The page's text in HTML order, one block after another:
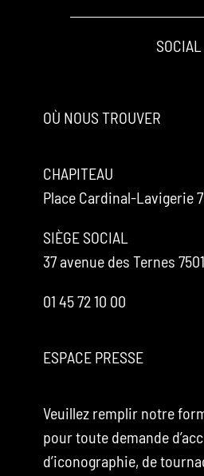
SOCIAL
OÙ NOUS TROUVER
CHAPITEAU
Place Cardinal-Lavigerie
SIÈGE SOCIAL
37 avenue des Ternes
01 45 72 10 00
ESPACE PRESSE
Veuillez remplir notre
pour toute demande
d’iconographie, de